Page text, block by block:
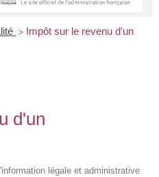
I
> Impôt sur le revenu d'un
d'un
légale et administrative